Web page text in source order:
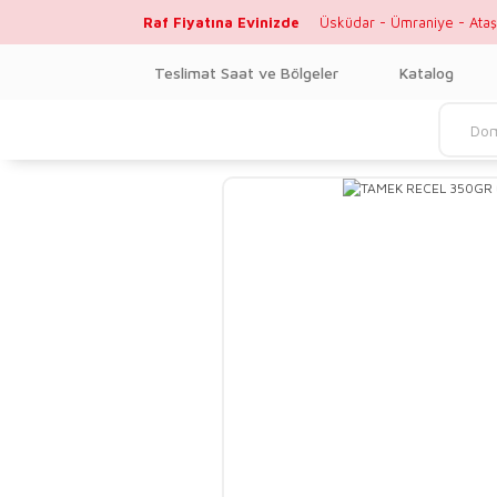
Raf Fiyatına Evinizde Üsküdar - Ümraniye -
Teslimat Saat ve Bölgeler Katalog